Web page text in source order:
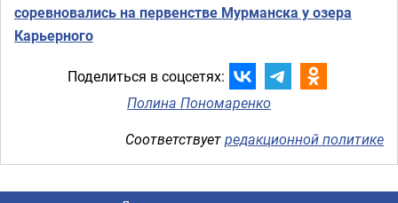
соревновались на первенстве Мурманска у озера
Карьерного
Поделиться в соцсетях:
Полина Пономаренко
Соответствуетредакционной политике